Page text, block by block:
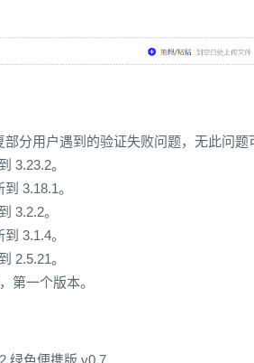
部分用户遇到的验证失败问题，无此问题
3.23.2。
3.18.1。
3.2.2。
3.1.4。
2.5.21。
第一个版本。
绿色便携版 v0.7